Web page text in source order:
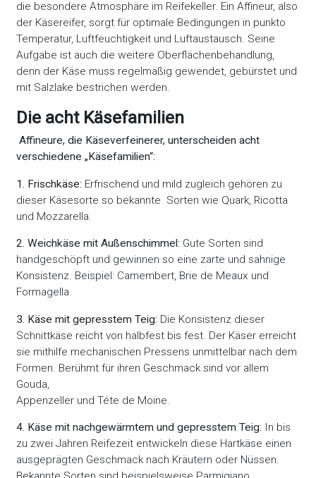
die besondere Atmosphäre im Reifekeller. Ein Affineur, also
der Käsereifer, sorgt für optimale Bedingungen in punkto
Temperatur, Luftfeuchtigkeit und Luftaustausch. Seine
Aufgabe ist auch die weitere Oberflächenbehandlung,
denn der Käse muss regelmäßig gewendet, gebürstet und
mit Salzlake bestrichen werden.
Die acht Käsefamilien
Affineure, die Käseverfeinerer, unterscheiden acht
verschiedene „Käsefamilien“:
1. Frischkäse: Erfrischend und mild zugleich gehören zu
dieser Käsesorte so bekannte Sorten wie Quark, Ricotta
und Mozzarella.
2. Weichkäse mit Außenschimmel: Gute Sorten sind
handgeschöpft und gewinnen so eine zarte und sahnige
Konsistenz. Beispiel: Camembert, Brie de Meaux und
Formagella.
3. Käse mit gepresstem Teig: Die Konsistenz dieser
Schnittkäse reicht von halbfest bis fest. Der Käser erreicht
sie mithilfe mechanischen Pressens unmittelbar nach dem
Formen. Berühmt für ihren Geschmack sind vor allem
Gouda,
Appenzeller und Téte de Moine.
4. Käse mit nachgewärmtem und gepresstem Teig: In bis
zu zwei Jahren Reifezeit entwickeln diese Hartkäse einen
ausgeprägten Geschmack nach Kräutern oder Nüssen.